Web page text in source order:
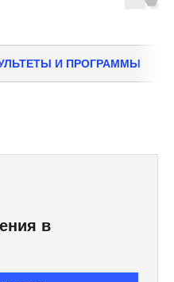
И ПРОГРАММЫ
в